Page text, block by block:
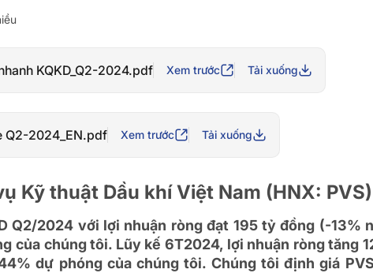
KQKD_Q2-2024.pdf Xem trước Tải xuống
Q2-2024_EN.pdf Xem trước Tải xuống
Kỹ thuật Dầu khí Việt Nam (HNX: PVS)
Q2/2024 với lợi nhuận ròng đạt 195 tỷ đồng (-
của chúng tôi. Lũy kế 6T2024, lợi nhuận ròng tăng
dự phóng của chúng tôi. Chúng tôi định giá